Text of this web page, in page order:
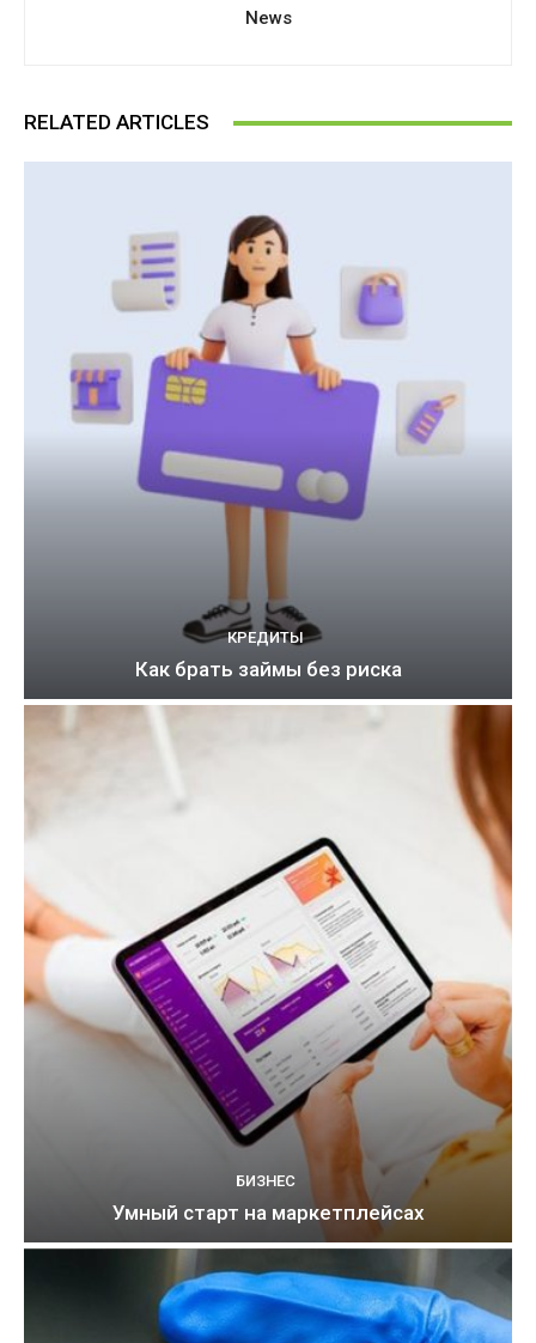
News
RELATED ARTICLES
КРЕДИТЫ
Как брать займы без риска
БИЗНЕС
Умный старт на маркетплейсах